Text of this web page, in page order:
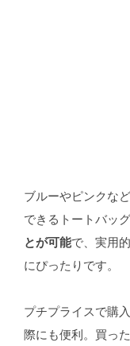
ブルーやピンクな
できるトートバッグ
とが可能で、実用
にぴったりです。
プチプライスで購
際にも便利。買っ